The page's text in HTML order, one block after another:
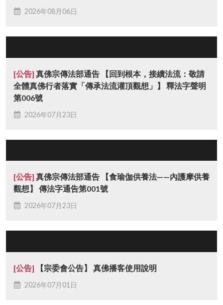
2026年08月06日
[公告] 真佛宗傳法部通告 【回到根本，接續法流：敬請
全體真佛行者落實「傳承法流灌頂觀想」】 釋法字聲明
第006號
2026年07月23日
[公告] 真佛宗傳法部通告 【食瑜伽供養法——內護摩供養
觀想】 傳法字通告第001號
2026年07月23日
[公告] 【宗委會公告】 真佛播客使用說明
2026年07月01日